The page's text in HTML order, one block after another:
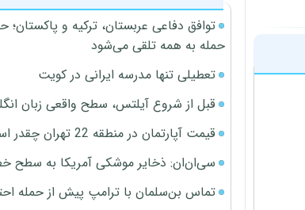
توافق دفاعی عربستان، ترکیه و
حمله به همه تلقی می‌شود
تعطیلی تنها مدرسه ایرانی در کویت
قبل از شروع آیلتس، سطح واقعی زبان
قیمت آپارتمان در منطقه 22 تهران چقدر است؟
سی‌ان‌ان: ذخایر موشکی آمریکا به سطح
تماس بن‌سلمان با ترامپ پیش از حمله